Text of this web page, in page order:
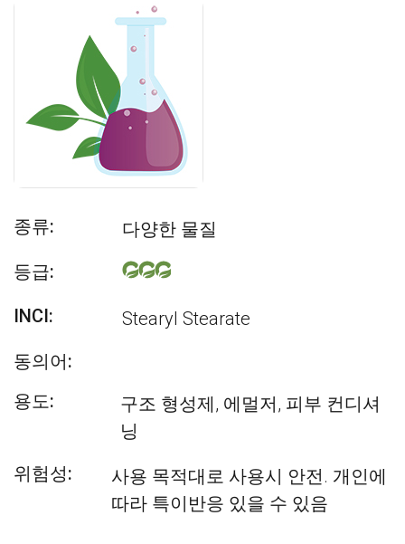
종류:
다양한 물질
등급:
INCI:
Stearyl Stearate
동의어:
용도:
구조 형성제, 에멀저, 피부 컨디셔
닝
위험성:
사용 목적대로 사용시 안전. 개인에
따라 특이반응 있을 수 있음